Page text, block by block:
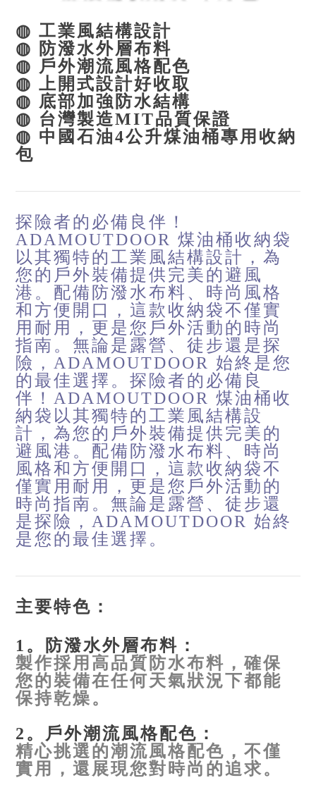
◍ 工業風結構設計
◍ 防潑水外層布料
◍ 戶外潮流風格配色
◍ 上開式設計好收取
◍ 底部加強防水結構
◍ 台灣製造MIT品質保證
◍ 中國石油4公升煤油桶專用收納
包
探險者的必備良伴！
ADAMOUTDOOR 煤油桶收納袋
以其獨特的工業風結構設計，為
您的戶外裝備提供完美的避風
港。配備防潑水布料、時尚風格
和方便開口，這款收納袋不僅實
用耐用，更是您戶外活動的時尚
指南。無論是露營、徒步還是探
險，ADAMOUTDOOR 始終是您
的最佳選擇。探險者的必備良
伴！ADAMOUTDOOR 煤油桶收
納袋以其獨特的工業風結構設
計，為您的戶外裝備提供完美的
避風港。配備防潑水布料、時尚
風格和方便開口，這款收納袋不
僅實用耐用，更是您戶外活動的
時尚指南。無論是露營、徒步還
是探險，ADAMOUTDOOR 始終
是您的最佳選擇。
主要特色：
1。防潑水外層布料：
製作採用高品質防水布料，確保
您的裝備在任何天氣狀況下都能
保持乾燥。
2。戶外潮流風格配色：
精心挑選的潮流風格配色，不僅
實用，還展現您對時尚的追求。